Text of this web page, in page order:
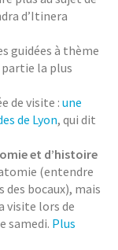
d’Itinera
guidées à thème
partie la plus
de visite :une
de Lyon, qui dit
et d’histoire
(entendre
des bocaux), mais
visite lors de
samedi. Plus